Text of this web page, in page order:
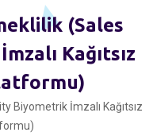
(Sales
Kağıtsız
Biyometrik İmzalı Kağıtsız